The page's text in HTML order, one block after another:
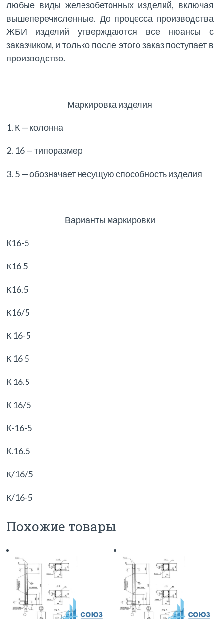
любые виды железобетонных изделий, включая
вышеперечисленные. До процесса производства
ЖБИ изделий утверждаются все нюансы с
заказчиком, и только после этого заказ поступает в
производство.
Маркировка изделия
1. К — колонна
2. 16 — типоразмер
3. 5 — обозначает несущую способность изделия
Варианты маркировки
К16-5
К16 5
К16.5
К16/5
К 16-5
К 16 5
К 16.5
К 16/5
К-16-5
К.16.5
К/16/5
К/16-5
Похожие товары